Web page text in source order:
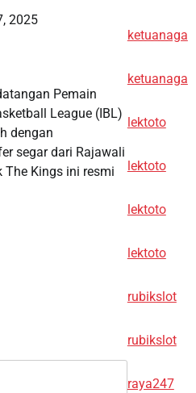
2025
Pemain
League (IBL)
dengan
segar dari Rajawali
The Kings ini resmi
ketuanaga
ketuanaga
lektoto
lektoto
lektoto
lektoto
rubikslot
rubikslot
raya247